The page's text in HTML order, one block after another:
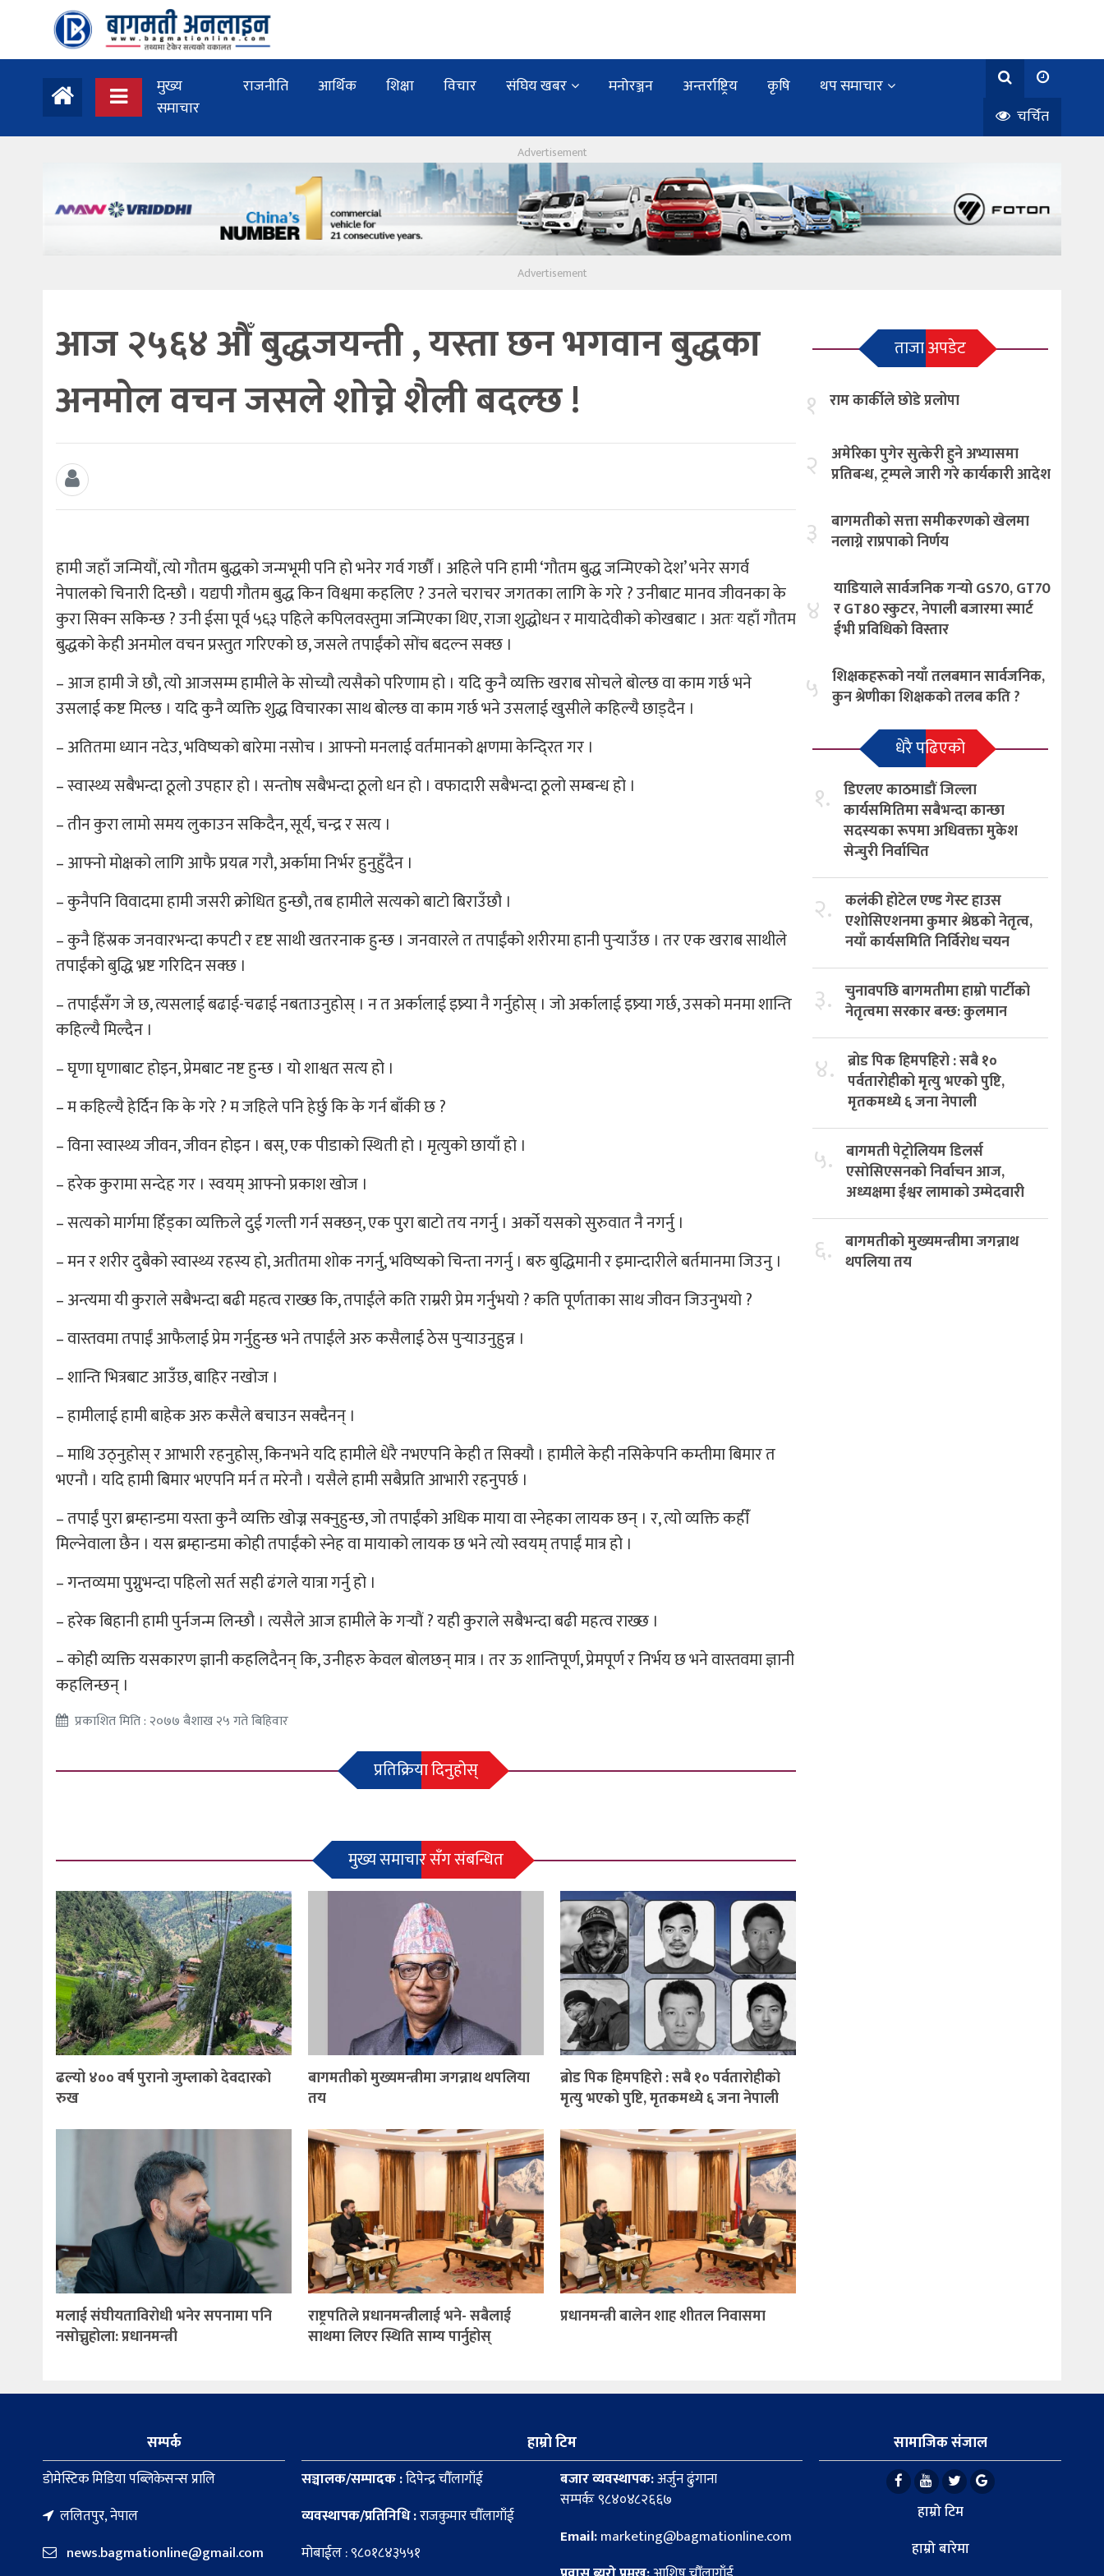
मुख्य
समाचार
राजनीति आर्थिक शिक्षा विचार संघिय खबर मनोरञ्जन अन्तर्राष्ट्रिय कृषि
थप समाचार
चर्चित
आज २५६४ औँ बुद्धजयन्ती , यस्ता छन भगवान बुद्धका
अनमाेल वचन जसले शाेच्ने शैली बदल्छ !
हामी जहाँ जन्मियौं, त्यो गौतम बुद्धको जन्मभूमी पनि हो भनेर गर्व गर्छौं । अहिले पनि हामी ‘गौतम बुद्ध जन्मिएको देश’ भनेर सगर्व
नेपालको चिनारी दिन्छौ । यद्यपी गौतम बुद्ध किन विश्वमा कहलिए ? उनले चराचर जगतका लागि के गरे ? उनीबाट मानव जीवनका के
कुरा सिक्न सकिन्छ ? उनी ईसा पूर्व ५६३ पहिले कपिलवस्तुमा जन्मिएका थिए, राजा शुद्धोधन र मायादेवीको कोखबाट । अतः यहाँ गौतम
बुद्धको केही अनमोल वचन प्रस्तुत गरिएको छ, जसले तपाईंको सोंच बदल्न सक्छ ।
– आज हामी जे छौ, त्यो आजसम्म हामीले के सोच्यौ त्यसैको परिणाम हो । यदि कुनै व्यक्ति खराब सोचले बोल्छ वा काम गर्छ भने
उसलाई कष्ट मिल्छ । यदि कुनै व्यक्ति शुद्ध विचारका साथ बोल्छ वा काम गर्छ भने उसलाई खुसीले कहिल्यै छाड्दैन ।
– अतितमा ध्यान नदेउ, भविष्यको बारेमा नसोच । आफ्नो मनलाई वर्तमानको क्षणमा केन्दि्रत गर ।
– स्वास्थ्य सबैभन्दा ठूलो उपहार हो । सन्तोष सबैभन्दा ठूलो धन हो । वफादारी सबैभन्दा ठूलो सम्बन्ध हो ।
– तीन कुरा लामो समय लुकाउन सकिदैन, सूर्य, चन्द्र र सत्य ।
– आफ्नो मोक्षको लागि आफै प्रयत्न गरौ, अर्कामा निर्भर हुनुहुँदैन ।
– कुनैपनि विवादमा हामी जसरी क्रोधित हुन्छौ, तब हामीले सत्यको बाटो बिराउँछौ ।
– कुनै हिंस्रक जनवारभन्दा कपटी र दृष्ट साथी खतरनाक हुन्छ । जनवारले त तपाईंको शरीरमा हानी पुर्‍याउँछ । तर एक खराब साथीले
तपाईंको बुद्धि भ्रष्ट गरिदिन सक्छ ।
– तपाईंसँग जे छ, त्यसलाई बढाई-चढाई नबताउनुहोस् । न त अर्कालाई इष्र्या नै गर्नुहोस् । जो अर्कालाई इष्र्या गर्छ, उसको मनमा शान्ति
कहिल्यै मिल्दैन ।
– घृणा घृणाबाट होइन, प्रेमबाट नष्ट हुन्छ । यो शाश्वत सत्य हो ।
– म कहिल्यै हेर्दिन कि के गरे ? म जहिले पनि हेर्छु कि के गर्न बाँकी छ ?
– विना स्वास्थ्य जीवन, जीवन होइन । बस्, एक पीडाको स्थिती हो । मृत्युको छायाँ हो ।
– हरेक कुरामा सन्देह गर । स्वयम् आफ्नो प्रकाश खोज ।
– सत्यको मार्गमा हिँड्का व्यक्तिले दुई गल्ती गर्न सक्छन्, एक पुरा बाटो तय नगर्नु । अर्को यसको सुरुवात नै नगर्नु ।
– मन र शरीर दुबैको स्वास्थ्य रहस्य हो, अतीतमा शोक नगर्नु, भविष्यको चिन्ता नगर्नु । बरु बुद्धिमानी र इमान्दारीले बर्तमानमा जिउनु ।
– अन्त्यमा यी कुराले सबैभन्दा बढी महत्व राख्छ कि, तपाईंले कति राम्ररी प्रेम गर्नुभयो ? कति पूर्णताका साथ जीवन जिउनुभयो ?
– वास्तवमा तपाईं आफैलाई प्रेम गर्नुहुन्छ भने तपाईंले अरु कसैलाई ठेस पुर्‍याउनुहुन्न ।
– शान्ति भित्रबाट आउँछ, बाहिर नखोज ।
– हामीलाई हामी बाहेक अरु कसैले बचाउन सक्दैनन् ।
– माथि उठ्नुहोस् र आभारी रहनुहोस्, किनभने यदि हामीले धेरै नभएपनि केही त सिक्यौ । हामीले केही नसिकेपनि कम्तीमा बिमार त
भएनौ । यदि हामी बिमार भएपनि मर्न त मरेनौ । यसैले हामी सबैप्रति आभारी रहनुपर्छ ।
– तपाईं पुरा ब्रम्हान्डमा यस्ता कुनै व्यक्ति खोज्न सक्नुहुन्छ, जो तपाईंको अधिक माया वा स्नेहका लायक छन् । र, त्यो व्यक्ति कहीँ
मिल्नेवाला छैन । यस ब्रम्हान्डमा कोही तपाईंको स्नेह वा मायाको लायक छ भने त्यो स्वयम् तपाईं मात्र हो ।
– गन्तव्यमा पुग्नुभन्दा पहिलो सर्त सही ढंगले यात्रा गर्नु हो ।
– हरेक बिहानी हामी पुर्नजन्म लिन्छौ । त्यसैले आज हामीले के गर्‍यौं ? यही कुराले सबैभन्दा बढी महत्व राख्छ ।
– कोही व्यक्ति यसकारण ज्ञानी कहलिदैनन् कि, उनीहरु केवल बोलछन् मात्र । तर ऊ शान्तिपूर्ण, प्रेमपूर्ण र निर्भय छ भने वास्तवमा ज्ञानी
कहलिन्छन् ।
प्रकाशित मिति : २०७७ बैशाख २५ गते बिहिवार
प्रतिक्रिया दिनुहोस्
मुख्य समाचार सँग संबन्धित
ढल्यो ४०० वर्ष पुरानो जुम्लाको देवदारको
रुख
बागमतीको मुख्यमन्त्रीमा जगन्नाथ थपलिया
तय
ब्रोड पिक हिमपहिरो : सबै १० पर्वतारोहीको
मृत्यु भएको पुष्टि, मृतकमध्ये ६ जना नेपाली
मलाई संघीयताविरोधी भनेर सपनामा पनि
नसोच्नुहोला: प्रधानमन्त्री
राष्ट्रपतिले प्रधानमन्त्रीलाई भने- सबैलाई
साथमा लिएर स्थिति साम्य पार्नुहोस्
प्रधानमन्त्री बालेन शाह शीतल निवासमा
ताजा अपडेट
१ राम कार्कीले छोडे प्रलोपा
२ अमेरिका पुगेर सुत्केरी हुने अभ्यासमा
प्रतिबन्ध, ट्रम्पले जारी गरे कार्यकारी आदेश
३ बागमतीको सत्ता समीकरणको खेलमा
नलाग्ने राप्रपाको निर्णय
४
याडियाले सार्वजनिक गर्‍यो GS70, GT70
र GT80 स्कुटर, नेपाली बजारमा स्मार्ट
ईभी प्रविधिको विस्तार
५ शिक्षकहरूको नयाँ तलबमान सार्वजनिक,
कुन श्रेणीका शिक्षकको तलब कति ?
धेरै पढिएको
१. डिएलए काठमाडौं जिल्ला
कार्यसमितिमा सबैभन्दा कान्छा
सदस्यका रूपमा अधिवक्ता मुकेश
सेन्चुरी निर्वाचित
२. कलंकी होटेल एण्ड गेस्ट हाउस
एशोसिएशनमा कुमार श्रेष्ठको नेतृत्व,
नयाँ कार्यसमिति निर्विरोध चयन
३. चुनावपछि बागमतीमा हाम्राे पार्टीको
नेतृत्वमा सरकार बन्छ: कुलमान
४. ब्रोड पिक हिमपहिरो : सबै १०
पर्वतारोहीको मृत्यु भएको पुष्टि,
मृतकमध्ये ६ जना नेपाली
५. बागमती पेट्रोलियम डिलर्स
एसोसिएसनको निर्वाचन आज,
अध्यक्षमा ईश्वर लामाको उम्मेदवारी
६. बागमतीको मुख्यमन्त्रीमा जगन्नाथ
थपलिया तय
सम्पर्क
डाेमेस्टिक मिडिया पब्लिकेसन्स प्रालि
ललितपुर, नेपाल
news.bagmationline@gmail.com
हाम्रो टिम
सञ्चालक/सम्पादक :दिपेन्द्र चौँलागाँई
व्यवस्थापक/प्रतिनिधि :राजकुमार चौँलागाँई
मोबाईल : ९८०१८४३५५१
बजार व्यवस्थापक:अर्जुन ढुंगाना
सम्पर्कः ९८४०४८२६६७
Email:marketing@bagmationline.com
सामाजिक संजाल
हाम्रो टिम
हाम्रो बारेमा